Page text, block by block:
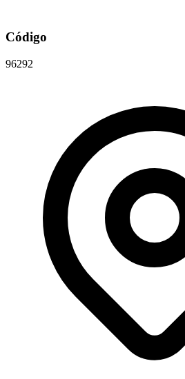
Código
96292